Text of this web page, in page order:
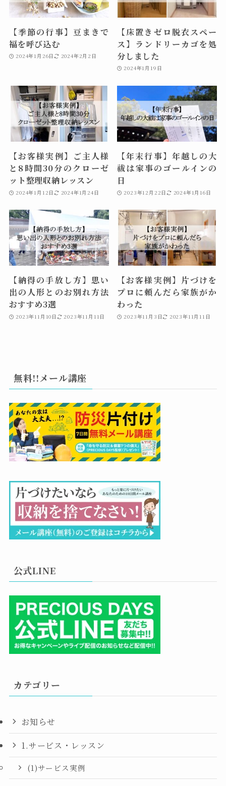
【季節の行事】豆まきで
福を呼び込む
2024年1月26日 2024年2月2日
【床置きゼロ脱衣スペー
ス】ランドリーカゴを処
分しました
2024年1月19日
【お客様実例】ご主人様
と8時間30分のクローゼ
ット整理収納レッスン
2024年1月12日 2024年1月24日
【年末行事】年越しの大
祓は家事のゴールインの
日
2023年12月22日 2024年1月16日
【納得の手放し方】思い
出の人形とのお別れ方法
おすすめ3選
2023年11月10日 2023年11月11日
【お客様実例】片づけを
プロに頼んだら家族がか
わった
2023年11月3日 2023年11月11日
無料!!メール講座
公式LINE
カテゴリー
お知らせ
1.サービス・レッスン
(1)サービス実例